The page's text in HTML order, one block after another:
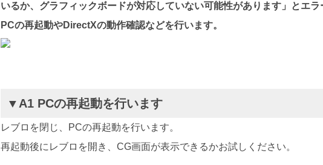
いるか、グラフィックボードが対応していない可能性があります」とエラ
PCの再起動やDirectXの動作確認などを行います。
▼A1 PCの再起動を行います
レブロを閉じ、PCの再起動を行います。
再起動後にレブロを開き、CG画面が表示できるかお試しください。